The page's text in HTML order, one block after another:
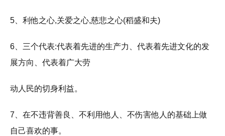
5、利他之心,关爱之心,慈悲之心(稻盛和夫)
6、三个代表:代表着先进的生产力、代表着先进文化的发
展方向、代表着广大劳
动人民的切身利益。
7、在不违背善良、不利用他人、不伤害他人的基础上做
自己喜欢的事。